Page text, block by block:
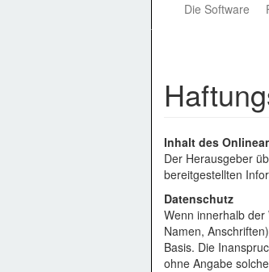
Main
Die Software
Inhalt des
Der Herausgeber
bereitgestellten
Datenschutz
Wenn innerhalb
Namen,
Basis. Die
ohne Angabe